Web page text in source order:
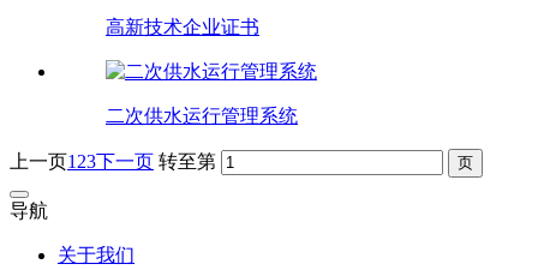
高新技术企业证书
二次供水运行管理系统
上一页1 23下一页 转至第
导航
关于我们